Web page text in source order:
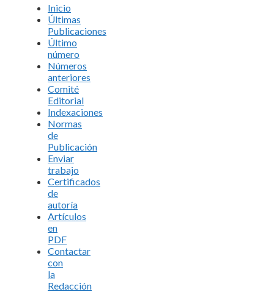
Inicio
Últimas
Publicaciones
Último
número
Números
anteriores
Comité
Editorial
Indexaciones
Normas
de
Publicación
Enviar
trabajo
Certificados
de
autoría
Artículos
en
PDF
Contactar
con
la
Redacción